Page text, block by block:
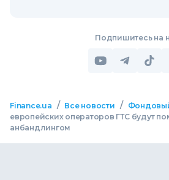
Подпишитесь на
Finance.ua / Все новости /
европейских операторов ГТС будут
анбандлингом